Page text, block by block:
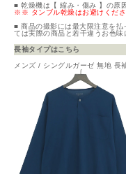
■ 乾燥機は【 縮み・傷み 】の原
※※ タンブル乾燥はお避けくだ
■ 商品の撮影には最大限注意を払
ては実際の商品と若干違うお色味
長袖タイプはこちら
メンズ / シングルガーゼ 無地 長